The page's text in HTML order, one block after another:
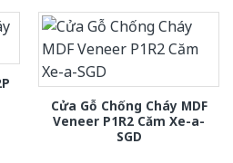
Cửa Gỗ Chống Cháy MDF
Veneer P1R2 Căm Xe-a-
SGD